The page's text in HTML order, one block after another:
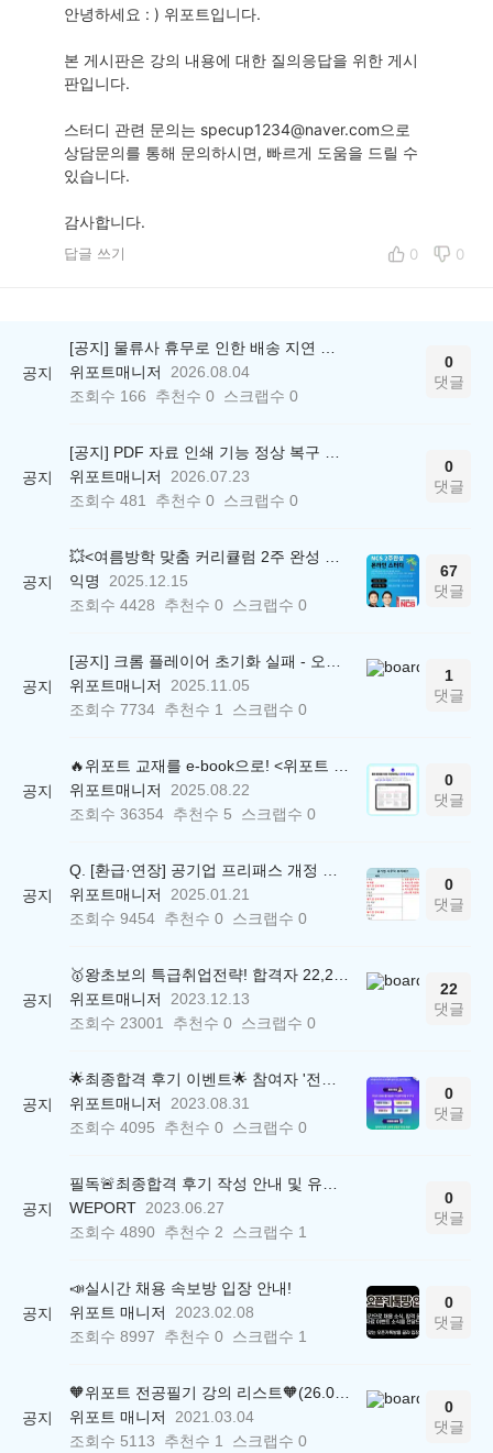
안녕하세요 : ) 위포트입니다.
본 게시판은 강의 내용에 대한 질의응답을 위한 게시
판입니다.
스터디 관련 문의는 specup1234@naver.com으로
상담문의를 통해 문의하시면, 빠르게 도움을 드릴 수
있습니다.
감사합니다.
답글 쓰기 0 0
공지
위포트매니저
2026.08.04
조회수 166 추천수 0 스크랩수 0
0
댓글
공지
위포트매니저
2026.07.23
조회수 481 추천수 0 스크랩수 0
0
댓글
공지
익명
2025.12.15
조회수 4428 추천수 0 스크랩수 0
67
댓글
공지
위포트매니저
2025.11.05
조회수 7734 추천수 1 스크랩수 0
1
댓글
공지
위포트매니저
2025.08.22
조회수 36354 추천수 5 스크랩수 0
0
댓글
공지
위포트매니저
2025.01.21
조회수 9454 추천수 0 스크랩수 0
0
댓글
공지
위포트매니저
2023.12.13
조회수 23001 추천수 0 스크랩수 0
22
댓글
공지
위포트매니저
2023.08.31
조회수 4095 추천수 0 스크랩수 0
0
댓글
공지
WEPORT 2023.06.27
조회수 4890 추천수 2 스크랩수 1
0
댓글
공지
📣실시간 채용 속보방 입장 안내!
위포트 매니저
2023.02.08
조회수 8997 추천수 0 스크랩수 1
0
댓글
공지
위포트 매니저
2021.03.04
조회수 5113 추천수 1 스크랩수 0
0
댓글